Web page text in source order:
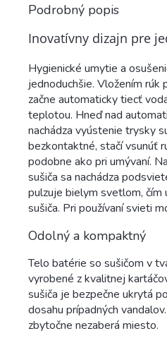
Podrobný popis
Inovatívny dizajn pre
Hygienické umytie a
jednoduchšie. Vložením rúk
začne automaticky tiecť
teplotou. Hneď nad
nachádza vyústenie trysky
bezkontaktné, stačí vsunúť
podobne ako pri umývaní.
sušiča sa nachádza
pulzuje bielym svetlom, čím
sušiča. Pri používaní svieti
Odolný a kompaktný
Telo batérie so sušičom v
vyrobené z kvalitnej
sušiča je bezpečne ukrytá
dosahu prípadných
zbytočne nezaberá miesto.